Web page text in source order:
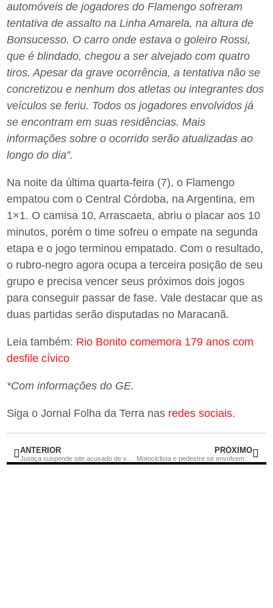
automóveis de jogadores do Flamengo sofreram
tentativa de assalto na Linha Amarela, na altura de
Bonsucesso. O carro onde estava o goleiro Rossi,
que é blindado, chegou a ser alvejado com quatro
tiros. Apesar da grave ocorrência, a tentativa não se
concretizou e nenhum dos atletas ou integrantes dos
veículos se feriu. Todos os jogadores envolvidos já
se encontram em suas residências. Mais
informações sobre o ocorrido serão atualizadas ao
longo do dia”.
Na noite da última quarta-feira (7), o Flamengo
empatou com o Central Córdoba, na Argentina, em
1×1. O camisa 10, Arrascaeta, abriu o placar aos 10
minutos, porém o time sofreu o empate na segunda
etapa e o jogo terminou empatado. Com o resultado,
o rubro-negro agora ocupa a terceira posição de seu
grupo e precisa vencer seus próximos dois jogos
para conseguir passar de fase. Vale destacar que as
duas partidas serão disputadas no Maracanã.
Leia também: Rio Bonito comemora 179 anos com
desfile cívico
*Com informações do GE.
Siga o Jornal Folha da Terra nas redes sociais.
ANTERIOR
Justiça suspende site acusado de vender petições feitas por inteligência artificial
PRÓXIMO
Motociclista e pedestre se envolvem em acidente em Cachoeiras de Macacu